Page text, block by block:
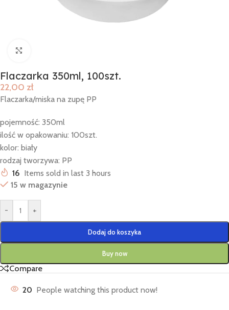
Flaczarka 350ml, 100szt.
22,00 zł
Flaczarka/miska na zupę PP
pojemność: 350ml
ilość w opakowaniu: 100szt.
kolor: biały
rodzaj tworzywa: PP
16 Items sold in last 3 hours
15 w magazynie
- +
Dodaj do koszyka
Buy now
Compare
20 People watching this product now!